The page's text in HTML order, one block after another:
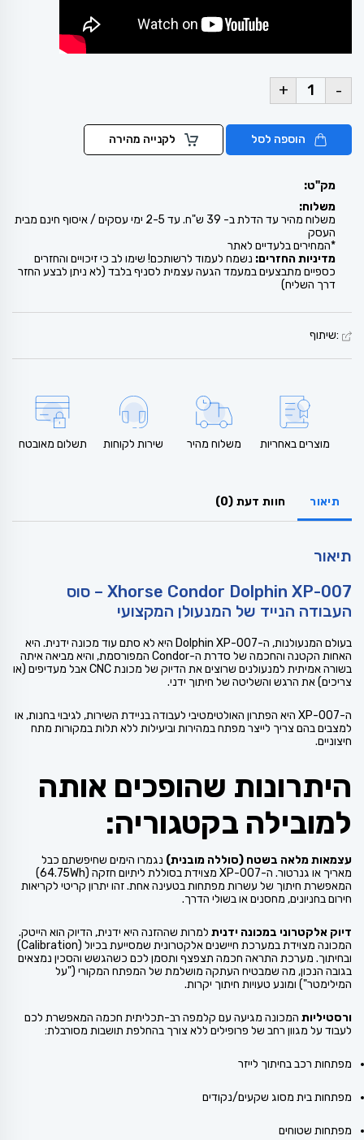
-
+
הוספה לסל לקנייה מהירה
מק"ט:
משלוח:
משלוח מהיר עד הדלת ב- 39 ש"ח. עד 2-5 ימי עסקים / איסוף חינם מבית
העסק
*המחירים בלעדיים לאתר
מדיניות החזרים: נשמח לעמוד לרשותכם! שימו לב כי זיכויים והחזרים
כספיים מתבצעים במעמד הגעה עצמית לסניף בלבד (לא ניתן לבצע החזר
דרך השליח)
:שיתוף
מוצרים באחריות משלוח מהיר שירות לקוחות תשלום מאובטח
תיאור חוות דעת (0)
תיאור
Xhorse Condor Dolphin XP-007 – סוס
העבודה הנייד של המנעולן המקצועי
בעולם המנעולנות, ה-Dolphin XP-007 היא לא סתם עוד מכונה ידנית. היא
האחות הקטנה והחכמה של סדרת ה-Condor המפורסמת, והיא מביאה איתה
בשורה אמיתית למנעולנים שרוצים את הדיוק של מכונת CNC אבל מעדיפים (או
צריכים) את הרגש והשליטה של חיתוך ידני.
ה-XP-007 היא הפתרון האולטימטיבי לעבודה בניידת השירות, לגיבוי בחנות, או
למצבים בהם צריך לייצר מפתח במהירות וביעילות ללא תלות במקורות מתח
חיצוניים.
היתרונות שהופכים אותה
למובילה בקטגוריה:
עצמאות מלאה בשטח (סוללה מובנית) נגמרו הימים שחיפשתם כבל
מאריך או גנרטור. ה-XP-007 מצוידת בסוללת ליתיום חזקה (64.75Wh)
המאפשרת חיתוך של עשרות מפתחות בטעינה אחת. זהו יתרון קריטי לקריאות
חירום בחניונים, מחסנים או בשולי הדרך.
דיוק אלקטרוני במכונה ידנית למרות שההזנה היא ידנית, הדיוק הוא הייטק.
המכונה מצוידת במערכת חיישנים אלקטרונית שמסייעת בכיול (Calibration)
ובחיתוך. מערכת התראה חכמה תצפצף ותסמן לכם כשהגשש והסכין נמצאים
בגובה הנכון, מה שמבטיח העתקה מושלמת של המפתח המקורי ("על
המילימטר") ומונע טעויות חיתוך יקרות.
ורסטיליות המכונה מגיעה עם קלמפה רב-תכליתית חכמה המאפשרת לכם
לעבוד על מגוון רחב של פרופילים ללא צורך בהחלפת תושבות מסורבלת:
מפתחות רכב בחיתוך לייזר
מפתחות בית מסוג שקעים/נקודים
מפתחות שטוחים